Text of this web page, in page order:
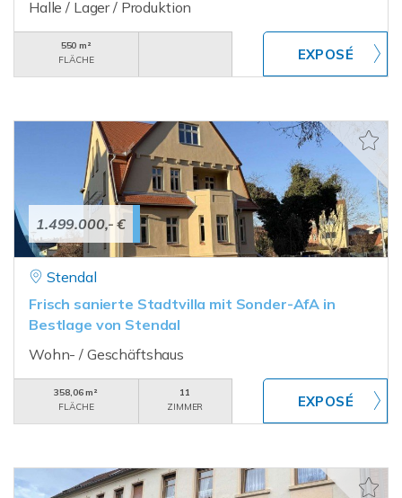
Halle / Lager / Produktion
550 m²
FLÄCHE
1.499.000,- €
Stendal
Frisch sanierte Stadtvilla mit Sonder-AfA in
Bestlage von Stendal
Wohn- / Geschäftshaus
358,06 m²
FLÄCHE
11
ZIMMER